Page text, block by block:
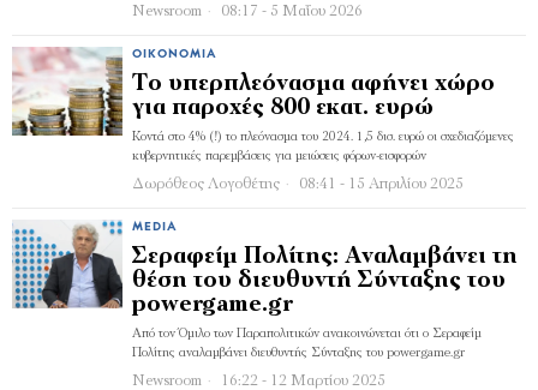
Newsroom 08:17 - 5 Μαΐου 2026
ΟΙΚΟΝΟΜΊΑ
Το υπερπλεόνασμα αφήνει χώρο
για παροχές 800 εκατ. ευρώ
Κοντά στο 4% (!) το πλεόνασμα του 2024. 1,5 δισ. ευρώ οι σχεδιαζόμενες
κυβερνητικές παρεμβάσεις για μειώσεις φόρων-εισφορών
Δωρόθεος Λογοθέτης 08:41 - 15 Απριλίου 2025
MEDIA
Σεραφείμ Πολίτης: Αναλαμβάνει τη
θέση του διευθυντή Σύνταξης του
powergame.gr
Από τον Όμιλο των Παραπολιτικών ανακοινώνεται ότι ο Σεραφείμ
Πολίτης αναλαμβάνει διευθυντής Σύνταξης του powergame.gr
Newsroom 16:22 - 12 Μαρτίου 2025